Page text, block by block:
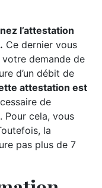
l’attestation
Ce dernier vous
demande de
d’un débit de
attestation est
de
Pour cela, vous
la
pas plus de 7